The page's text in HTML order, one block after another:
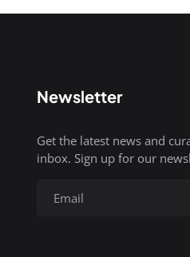
Newsletter
Get the latest news and
inbox. Sign up for our